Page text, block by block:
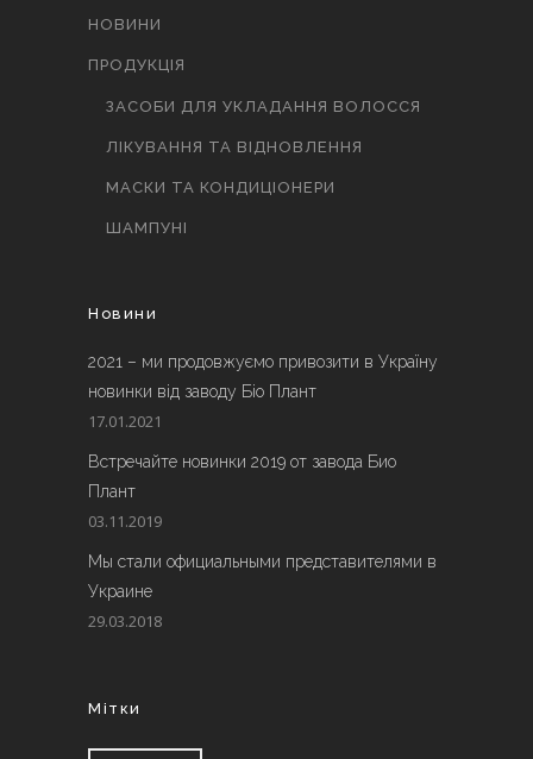
НОВИНИ
ПРОДУКЦІЯ
ЗАСОБИ ДЛЯ УКЛАДАННЯ ВОЛОССЯ
ЛІКУВАННЯ ТА ВІДНОВЛЕННЯ
МАСКИ ТА КОНДИЦІОНЕРИ
ШАМПУНІ
Новини
2021 – ми продовжуємо привозити в Україну
новинки від заводу Біо Плант
17.01.2021
Встречайте новинки 2019 от завода Био
Плант
03.11.2019
Мы стали официальными представителями в
Украине
29.03.2018
Мітки